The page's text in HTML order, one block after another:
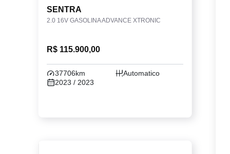
SENTRA
2.0 16V GASOLINA ADVANCE XTRONIC
R$ 115.900,00
37706km
Automatico
2023 / 2023